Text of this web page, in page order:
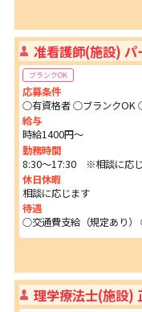
准看護師(施設) パ
ブランクOK
応募条件
○有資格者 ○ブランクOK
給与
時給1400円～
勤務時間
8:30～17:30 ※相談に応
休日休暇
相談に応じます
待遇
○交通費支給（規定あり
理学療法士(施設)